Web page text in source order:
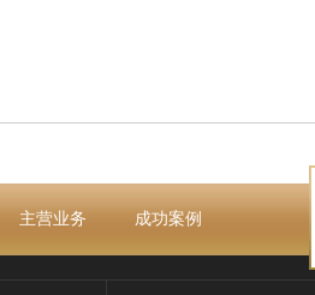
主营业务 成功案例